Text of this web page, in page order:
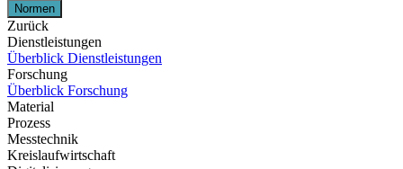
Normen
Zurück
Dienstleistungen
Überblick Dienstleistungen
Forschung
Überblick Forschung
Material
Prozess
Messtechnik
Kreislaufwirtschaft